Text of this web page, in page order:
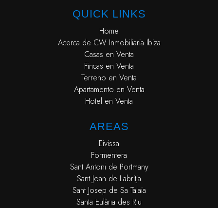
QUICK LINKS
Home
Acerca de CW Inmobiliaria Ibiza
Casas en Venta
Fincas en Venta
Terreno en Venta
Apartamento en Venta
Hotel en Venta
AREAS
Eivissa
Formentera
Sant Antoni de Portmany
Sant Joan de Labritja
Sant Josep de Sa Talaia
Santa Eulària des Riu